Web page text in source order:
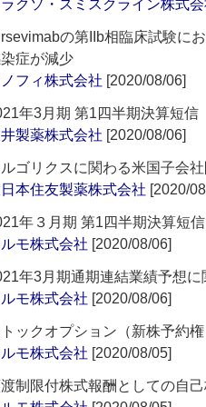
クソ・スミスクライン株式
の第IIb相臨床試験に
症が減少
フィ株式会社 [2020/08/06]
年3月期 第1四半期決算短信
製薬株式会社 [2020/08/06]
ルゴリクスに関わる米国子会
本住友製薬株式会社 [2020/
年３月期 第1四半期決算短
モ株式会社 [2020/08/06]
年3月期通期連結業績予想
モ株式会社 [2020/08/06]
トックオプション（新株予約
モ株式会社 [2020/08/05]
制限付株式報酬としての自